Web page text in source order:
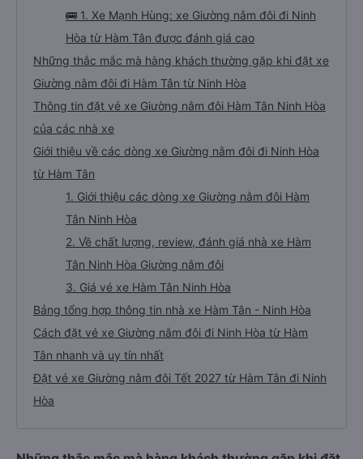
🚌 1. Xe Mạnh Hùng: xe Giường nằm đôi đi Ninh
Hòa từ Hàm Tân được đánh giá cao
Những thắc mắc mà hàng khách thường gặp khi đặt xe
Giường nằm đôi đi Hàm Tân từ Ninh Hòa
Thông tin đặt vé xe Giường nằm đôi Hàm Tân Ninh Hòa
của các nhà xe
Giới thiệu về các dòng xe Giường nằm đôi đi Ninh Hòa
từ Hàm Tân
1. Giới thiệu các dòng xe Giường nằm đôi Hàm
Tân Ninh Hòa
2. Về chất lượng, review, đánh giá nhà xe Hàm
Tân Ninh Hòa Giường nằm đôi
3. Giá vé xe Hàm Tân Ninh Hòa
Bảng tổng hợp thông tin nhà xe Hàm Tân - Ninh Hòa
Cách đặt vé xe Giường nằm đôi đi Ninh Hòa từ Hàm
Tân nhanh và uy tín nhất
Đặt vé xe Giường nằm đôi Tết 2027 từ Hàm Tân đi Ninh
Hòa